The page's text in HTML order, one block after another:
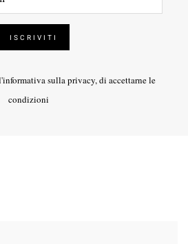
informativa sulla privacy, di accettarne le
condizioni